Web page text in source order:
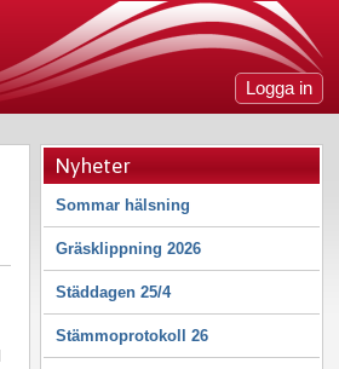
Logga in
Nyheter
Sommar hälsning
Gräsklippning 2026
Städdagen 25/4
Stämmoprotokoll 26